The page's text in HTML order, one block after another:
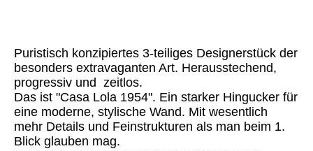
Puristisch konzipiertes 3-teiliges Designerstück der
besonders extravaganten Art. Herausstechend,
progressiv und zeitlos.
Das ist "Casa Lola 1954". Ein starker Hingucker für
eine moderne, stylische Wand. Mit wesentlich
mehr Details und Feinstrukturen als man beim 1.
Blick glauben mag.